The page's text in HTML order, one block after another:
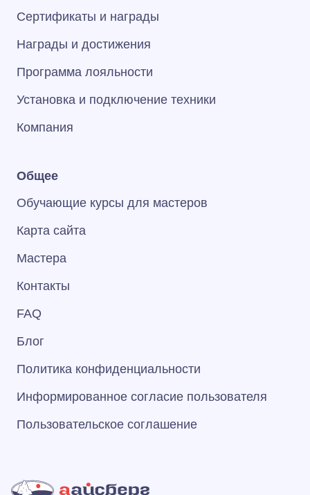
Сертификаты и награды
Награды и достижения
Программа лояльности
Установка и подключение техники
Компания
Общее
Обучающие курсы для мастеров
Карта сайта
Мастера
Контакты
FAQ
Блог
Политика конфиденциальности
Информированное согласие пользователя
Пользовательское соглашение